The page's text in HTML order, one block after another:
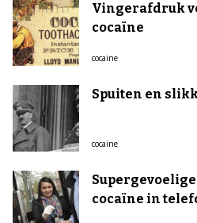
Vingerafdruk
cocaïne
cocaine
Spuiten en
cocaine
cocaïne in